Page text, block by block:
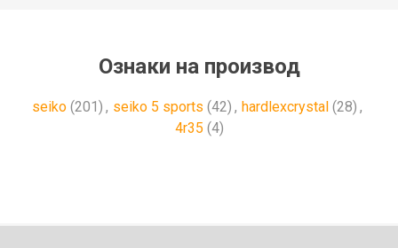
Ознаки на производ
seiko (201) , seiko 5 sports (42) , hardlexcrystal (28) ,
4r35 (4)